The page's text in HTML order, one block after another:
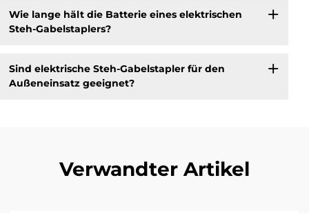
Wie lange hält die Batterie eines elektrischen
Steh-Gabelstaplers?
Sind elektrische Steh-Gabelstapler für den
Außeneinsatz geeignet?
Verwandter Artikel